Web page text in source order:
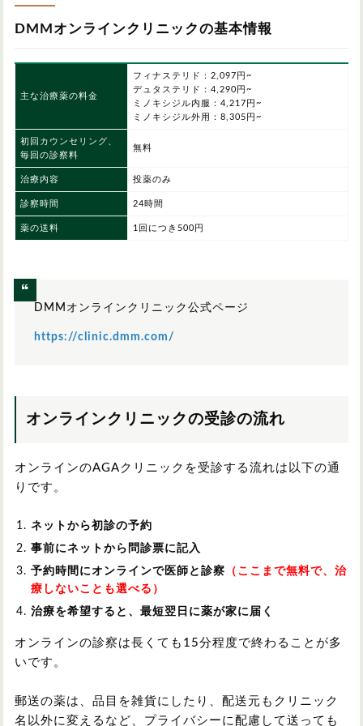
DMMオンラインクリニックの基本情報
主な治療薬の料金
フィナステリド：2,097円~
デュタステリド：4,290円~
ミノキシジル内服：4,217円~
ミノキシジル外用：8,305円~
初回カウンセリング、
毎回の診察料
無料
治療内容 投薬のみ
診察時間 24時間
薬の送料 1回につき500円
DMMオンラインクリニック公式ページ
https://clinic.dmm.com/
オンラインクリニックの受診の流れ
オンラインのAGAクリニックを受診する流れは以下の通
りです。
ネットから初診の予約
事前にネットから問診票に記入
予約時間にオンラインで医師と診察 （ここまで無料で、治
療しないことも選べる）
治療を希望すると、最短翌日に薬が家に届く
オンラインの診察は長くても15分程度で終わることが多
いです。
郵送の薬は、品目を雑貨にしたり、配送元もクリニック
名以外に変えるなど、プライバシーに配慮して送っても